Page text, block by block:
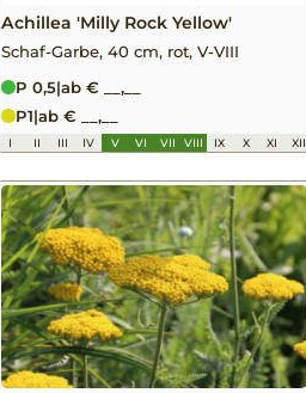
Achillea 'Milly Rock Yellow'
Schaf-Garbe, 40 cm, rot, V-VIII
P 0,5|ab € __,__
P1|ab € __,__
I II III IV V VI VII VIII IX X XI XII